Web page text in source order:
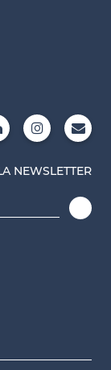
NEWSLETTER